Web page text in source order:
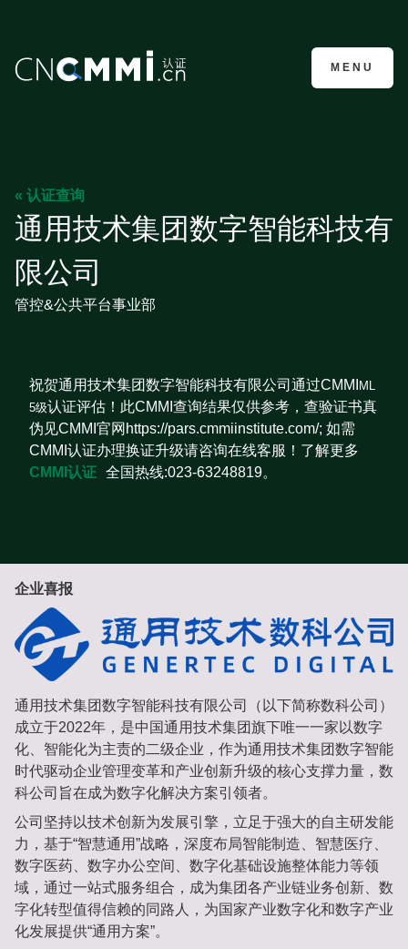
CMMI认证咨询
MENU
« 认证查询
通用技术集团数字智能科技有
限公司
管控&公共平台事业部
祝贺通用技术集团数字智能科技有限公司通过CMMI ML
5级认证评估！此CMMI查询结果仅供参考，查验证书真
伪见CMMI官网https://pars.cmmiinstitute.com/; 如需
CMMI认证办理换证升级请咨询在线客服！了解更多
CMMI认证 全国热线:023-63248819。
企业喜报
通用技术集团数字智能科技有限公司（以下简称数科公司）
成立于2022年，是中国通用技术集团旗下唯一一家以数字
化、智能化为主责的二级企业，作为通用技术集团数字智能
时代驱动企业管理变革和产业创新升级的核心支撑力量，数
科公司旨在成为数字化解决方案引领者。
公司坚持以技术创新为发展引擎，立足于强大的自主研发能
力，基于“智慧通用”战略，深度布局智能制造、智慧医疗、
数字医药、数字办公空间、数字化基础设施整体能力等领
域，通过一站式服务组合，成为集团各产业链业务创新、数
字化转型值得信赖的同路人，为国家产业数字化和数字产业
化发展提供“通用方案”。